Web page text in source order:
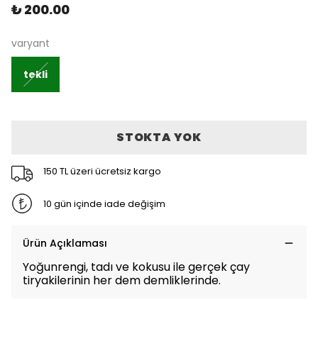
₺ 200.00
varyant
tekli
STOKTA YOK
150 TL üzeri ücretsiz kargo
10 gün içinde iade değişim
Ürün Açıklaması
Yoğunrengi, tadı ve kokusu ile gerçek çay
tiryakilerinin her dem demliklerinde.